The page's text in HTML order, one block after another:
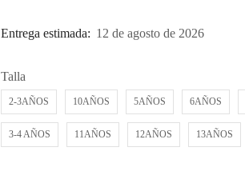
Entrega estimada: 12 de agosto de 2026
Talla
2-3AÑOS 10AÑOS 5AÑOS 6AÑOS
3-4 AÑOS 11AÑOS 12AÑOS 13AÑOS